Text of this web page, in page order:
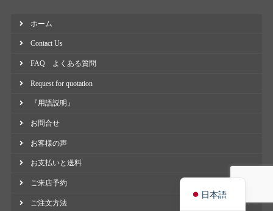
ホーム
Contact Us
FAQ よくある質問
Request for quotation
『用語説明』
お問合せ
お客様の声
お支払いと送料
ご来店予約
ご注文方法
日本語